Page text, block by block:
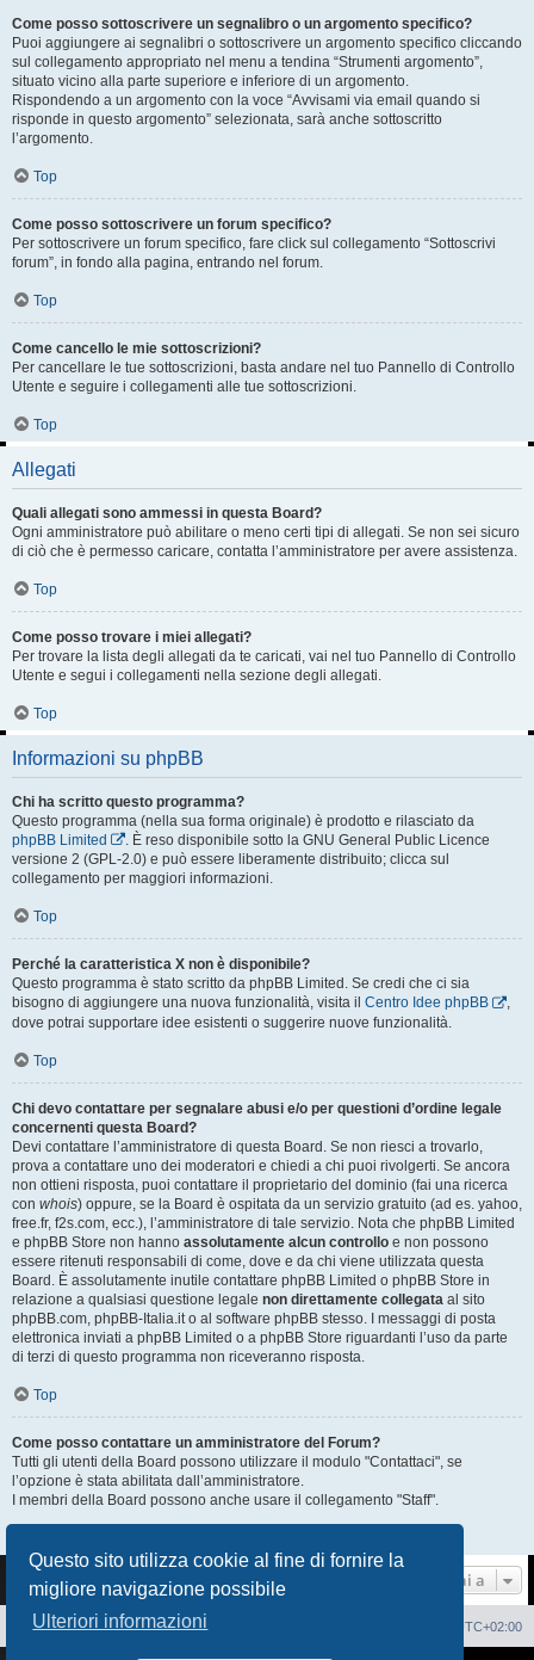
Questo sito utilizza cookie al fine di fornire la
migliore navigazione possibile
Ulteriori informazioni
Come posso sottoscrivere un segnalibro o un argomento specifico?
Puoi aggiungere ai segnalibri o sottoscrivere un argomento specifico cliccando
sul collegamento appropriato nel menu a tendina “Strumenti argomento”,
situato vicino alla parte superiore e inferiore di un argomento.
Rispondendo a un argomento con la voce “Avvisami via email quando si
risponde in questo argomento” selezionata, sarà anche sottoscritto
l’argomento.
Top
Come posso sottoscrivere un forum specifico?
Per sottoscrivere un forum specifico, fare click sul collegamento “Sottoscrivi
forum”, in fondo alla pagina, entrando nel forum.
Top
Come cancello le mie sottoscrizioni?
Per cancellare le tue sottoscrizioni, basta andare nel tuo Pannello di Controllo
Utente e seguire i collegamenti alle tue sottoscrizioni.
Top
Allegati
Quali allegati sono ammessi in questa Board?
Ogni amministratore può abilitare o meno certi tipi di allegati. Se non sei sicuro
di ciò che è permesso caricare, contatta l’amministratore per avere assistenza.
Top
Come posso trovare i miei allegati?
Per trovare la lista degli allegati da te caricati, vai nel tuo Pannello di Controllo
Utente e segui i collegamenti nella sezione degli allegati.
Top
Informazioni su phpBB
Chi ha scritto questo programma?
Questo programma (nella sua forma originale) è prodotto e rilasciato da
phpBB Limited
. È reso disponibile sotto la GNU General Public Licence
versione 2 (GPL-2.0) e può essere liberamente distribuito; clicca sul
collegamento per maggiori informazioni.
Top
Perché la caratteristica X non è disponibile?
Questo programma è stato scritto da phpBB Limited. Se credi che ci sia
bisogno di aggiungere una nuova funzionalità, visita il Centro Idee phpBB
,
dove potrai supportare idee esistenti o suggerire nuove funzionalità.
Top
Chi devo contattare per segnalare abusi e/o per questioni d’ordine legale
concernenti questa Board?
Devi contattare l’amministratore di questa Board. Se non riesci a trovarlo,
prova a contattare uno dei moderatori e chiedi a chi puoi rivolgerti. Se ancora
non ottieni risposta, puoi contattare il proprietario del dominio (fai una ricerca
con whois) oppure, se la Board è ospitata da un servizio gratuito (ad es. yahoo,
free.fr, f2s.com, ecc.), l’amministratore di tale servizio. Nota che phpBB Limited
e phpBB Store non hanno assolutamente alcun controllo e non possono
essere ritenuti responsabili di come, dove e da chi viene utilizzata questa
Board. È assolutamente inutile contattare phpBB Limited o phpBB Store in
relazione a qualsiasi questione legale non direttamente collegata al sito
phpBB.com, phpBB-Italia.it o al software phpBB stesso. I messaggi di posta
elettronica inviati a phpBB Limited o a phpBB Store riguardanti l’uso da parte
di terzi di questo programma non riceveranno risposta.
Top
Come posso contattare un amministratore del Forum?
Tutti gli utenti della Board possono utilizzare il modulo "Contattaci", se
l’opzione è stata abilitata dall’amministratore.
I membri della Board possono anche usare il collegamento "Staff".
Vai a
Sito Web Forum UTC+02:00